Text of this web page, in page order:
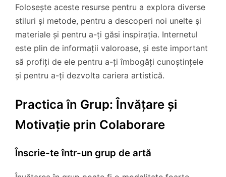
Folosește aceste resurse pentru a explora diverse
stiluri și metode, pentru a descoperi noi unelte și
materiale și pentru a-ți găsi inspirația. Internetul
este plin de informații valoroase, și este important
să profiți de ele pentru a-ți îmbogăți cunoștințele
și pentru a-ți dezvolta cariera artistică.
Practica în Grup: Învățare și
Motivație prin Colaborare
Înscrie-te într-un grup de artă